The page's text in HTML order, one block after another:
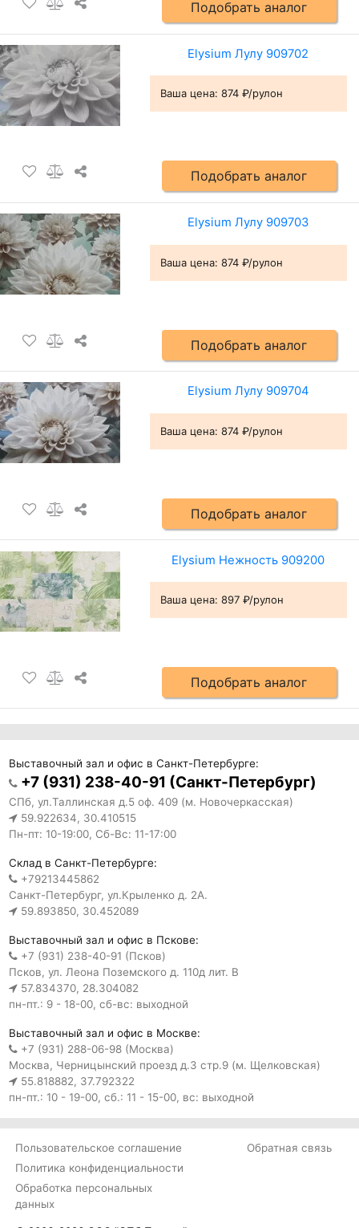
Подобрать аналог
Elysium Лулу 909702
Ваша цена: 874 ₽/рулон
Подобрать аналог
Elysium Лулу 909703
Ваша цена: 874 ₽/рулон
Подобрать аналог
Elysium Лулу 909704
Ваша цена: 874 ₽/рулон
Подобрать аналог
Elysium Нежность 909200
Ваша цена: 897 ₽/рулон
Подобрать аналог
Выставочный зал и офис в Санкт-Петербурге:
+7 (931) 238-40-91 (Санкт-Петербург)
СПб, ул.Таллинская д.5 оф. 409 (м. Новочеркасская)
59.922634, 30.410515
Пн-пт: 10-19:00, Сб-Вс: 11-17:00
Склад в Санкт-Петербурге:
+79213445862
Санкт-Петербург, ул.Крыленко д. 2А.
59.893850, 30.452089
Выставочный зал и офис в Пскове:
+7 (931) 238-40-91 (Псков)
Псков, ул. Леона Поземского д. 110д лит. В
57.834370, 28.304082
пн-пт.: 9 - 18-00, сб-вс: выходной
Выставочный зал и офис в Москве:
+7 (931) 288-06-98 (Москва)
Москва, Черницынский проезд д.3 стр.9 (м. Щелковская)
55.818882, 37.792322
пн-пт.: 10 - 19-00, сб.: 11 - 15-00, вс: выходной
Пользовательское соглашение
Политика конфиденциальности
Обработка персональных
данных
Обратная связь